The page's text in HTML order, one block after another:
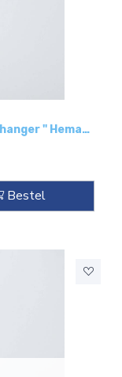
Handgemaakte Natuurstenen Autohanger " Hematiet"- Met metaal hanger - " Palestina"
Bestel